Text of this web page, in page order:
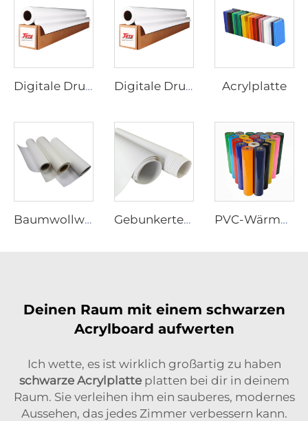
Digitale Druckerei Vinyl Digitale Druckerei Vinyl Acrylplatte
Baumwollwolle Gebunkertes PVC-Flex PVC-Wärmeübertragung Vinyl
Deinen Raum mit einem schwarzen
Acrylboard aufwerten
Ich wette, es ist wirklich großartig zu haben
schwarze Acrylplatte platten bei dir in deinem
Raum. Sie verleihen ihm ein sauberes, modernes
Aussehen, das jedes Zimmer verbessern kann.